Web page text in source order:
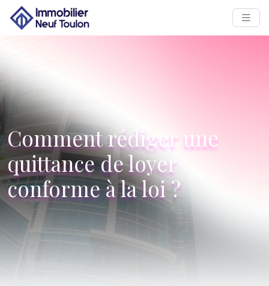
Comment rédiger une
quittance de loyer
conforme à la loi ?